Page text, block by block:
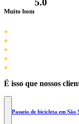
Muito bom
É isso que nossos
Passeio de bicicleta em São